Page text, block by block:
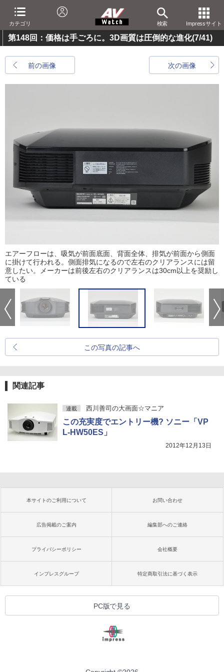
カテゴリ 検索 Impressサイト
第148回：価格は手ごろに。3D画質は圧倒的な進化(7/41)
前の画像 次の画像
エアーフローは、吸気が前面底面、背面全体、排気が前面から側面
に掛けて行われる。側面排気になるので左右のクリアランスには留
意したい。メーカーは前後左右のクリアランスは30cm以上を奨励し
ている
この写真の記事へ
関連記事
連載 西川善司の大画面☆マニア
この充実度でエントリー機? ソニー「VP
L-HW50ES」
2012年12月13日
本サイトのご利用について お問い合わせ
広告掲載のご案内 編集部へのご連絡
プライバシーポリシー 会社概要
インプレスグループ 特定商取引法に基づく表示
PC版で見る